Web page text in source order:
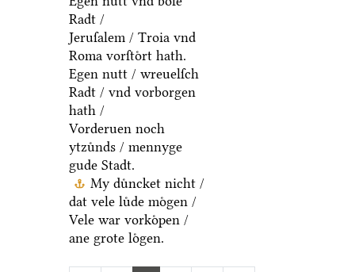
Radt /
Jeruſalem / Troia vnd
Roma vorſtoͤrt hath.
Egen nutt / wreuelſch
Radt / vnd vorborgen
hath /
Vorderuen noch
ytzuͤnds / mennyge
gude Stadt.
My duͤncket nicht /
dat vele luͤde moͤgen /
Vele war vorkoͤpen /
ane grote loͤgen.